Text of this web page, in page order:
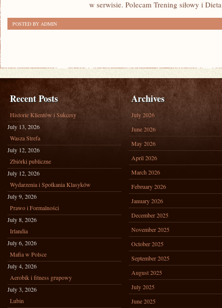
w serwisie. Polecam Trening siłowy i
POSTED BY ADMIN
Recent Posts
Historie Klientów i Sukcesy
July 13, 2026
Wasza Strefa
July 12, 2026
Zbiórki publiczne
July 12, 2026
Wydarzenia i Spotkania Klasyków
July 9, 2026
Prawo i Formalności
July 8, 2026
Irlandia
July 6, 2026
Mafia w Polsce
July 4, 2026
Aerobik i fitness grupowy
July 3, 2026
Lubin
Archives
July 2026
June 2026
May 2026
April 2026
March 2026
February 2026
January 2026
December 2025
November 2025
October 2025
September 2025
August 2025
July 2025
June 2025